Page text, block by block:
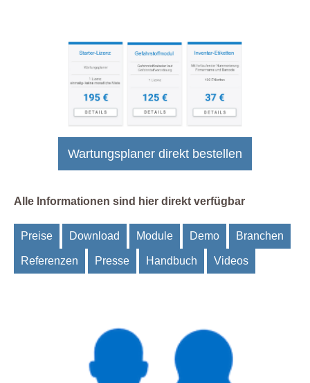
Wartungsplaner direkt bestellen
Alle Informationen sind hier direkt verfügbar
Preise Download Module Demo Branchen
Referenzen Presse Handbuch Videos